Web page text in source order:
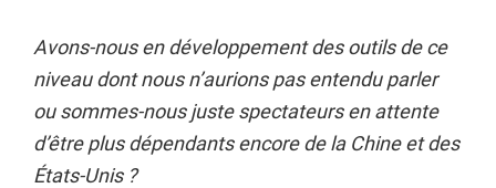
Avons-nous en développement des outils de ce
niveau dont nous n’aurions pas entendu parler
ou sommes-nous juste spectateurs en attente
d’être plus dépendants encore de la Chine et des
États-Unis ?